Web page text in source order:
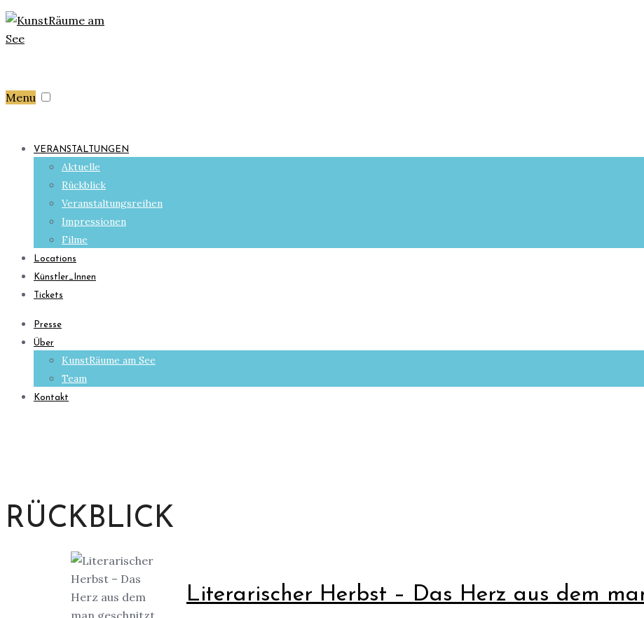
Menu
VERANSTALTUNGEN
Aktuelle
Rückblick
Veranstaltungsreihen
Impressionen
Filme
Locations
Künstler_Innen
Tickets
Presse
Über
KunstRäume am See
Team
Kontakt
RÜCKBLICK
Literarischer Herbst – Das Herz aus dem